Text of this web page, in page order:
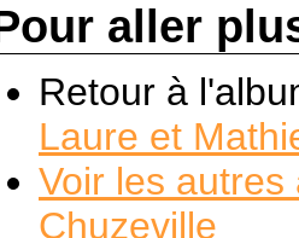
aller
Retour à
Laure et
Voir les
Chuzeville